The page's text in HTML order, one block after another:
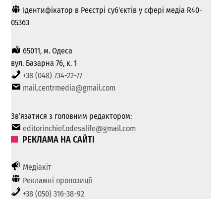
Ідентифікатор в Реєстрі суб'єктів у сфері медіа R40-
05363
65011, м. Одеса
вул. Базарна 76, к. 1
+38 (048) 734-22-77
mail.centrmedia@gmail.com
Зв’язатися з головним редактором:
editorinchief.odesalife@gmail.com
РЕКЛАМА НА САЙТІ
Медіакіт
Рекламні пропозиції
+38 (050) 316-38-92